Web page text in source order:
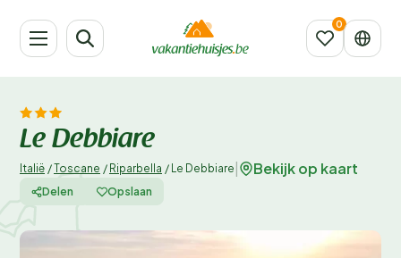
Le Debbiare
Italië /Toscane / Riparbella / Le Debbiare Bekijk op kaart
Delen Opslaan